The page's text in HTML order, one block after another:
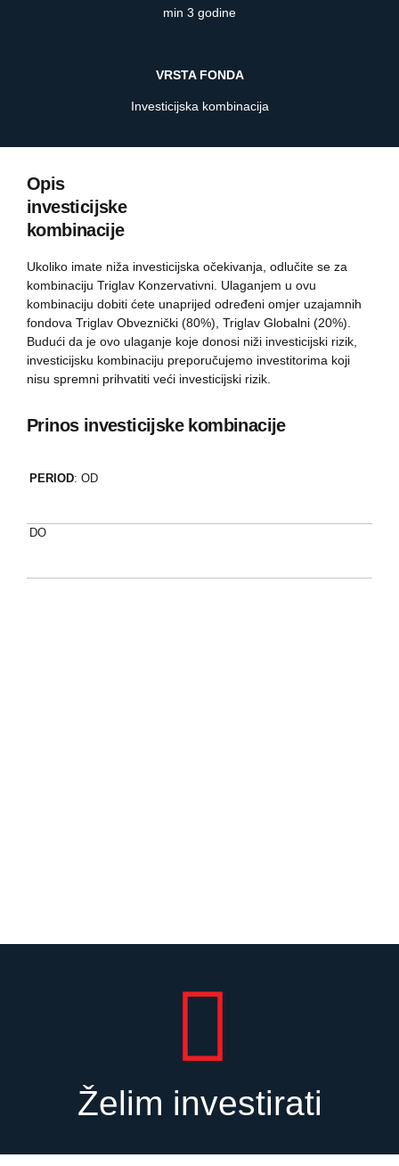
min 3 godine
VRSTA FONDA
Investicijska kombinacija
Opis
investicijske
kombinacije
Ukoliko imate niža investicijska očekivanja, odlučite se za
kombinaciju Triglav Konzervativni. Ulaganjem u ovu
kombinaciju dobiti ćete unaprijed određeni omjer uzajamnih
fondova Triglav Obveznički (80%), Triglav Globalni (20%).
Budući da je ovo ulaganje koje donosi niži investicijski rizik,
investicijsku kombinaciju preporučujemo investitorima koji
nisu spremni prihvatiti veći investicijski rizik.
Prinos investicijske kombinacije
PERIOD: OD
DO
Želim investirati